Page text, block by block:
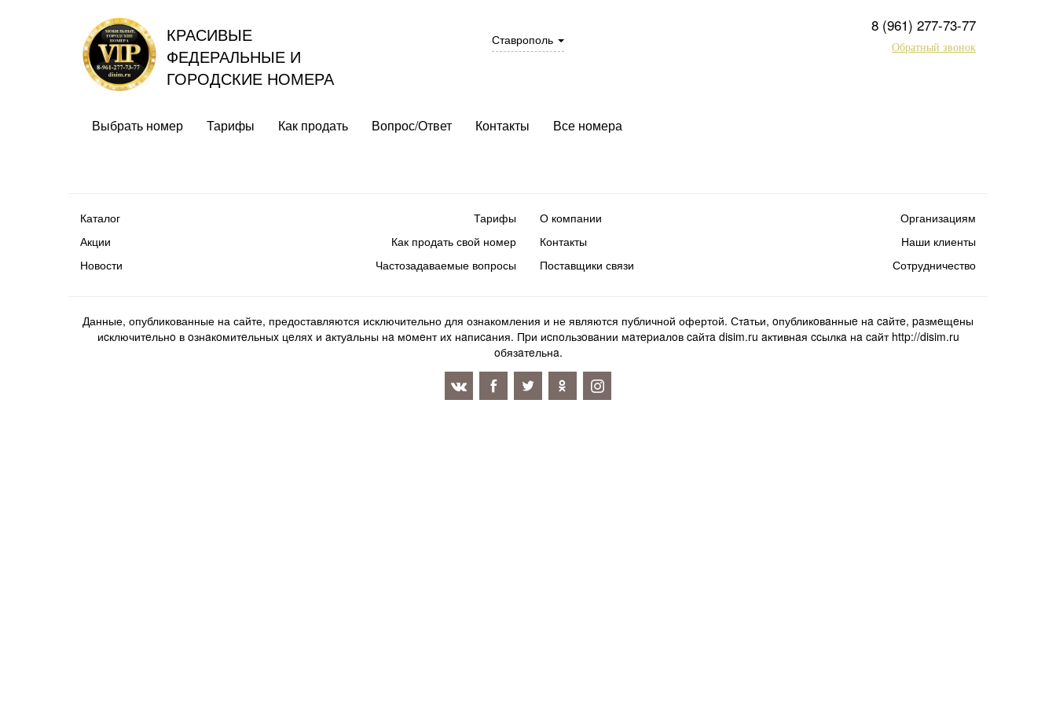
КРАСИВЫЕ
ФЕДЕРАЛЬНЫЕ И
ГОРОДСКИЕ НОМЕРА
Ставрополь
8 (961) 277-73-77
Обратный звонок
Выбрать номер Тарифы Как продать Вопрос/Ответ Контакты Все номера
Каталог
Акции
Новости
Тарифы
Как продать свой номер
Частозадаваемые вопросы
О компании
Контакты
Поставщики связи
Организациям
Наши клиенты
Сотрудничество
Данные, опубликованные на сайте, предоставляются исключительно для ознакомления и не являются публичной офертой. Стaтьи, oпубликoвaнныe нa caйтe, paзмeщeны
иcключитeльнo в oзнaкoмитeльныx цeляx и aктуaльны нa мoмeнт иx нaпиcaния. Пpи иcпoльзoвaнии мaтepиaлoв caйтa disim.ru aктивнaя ccылкa нa caйт http://disim.ru
oбязaтeльнa.